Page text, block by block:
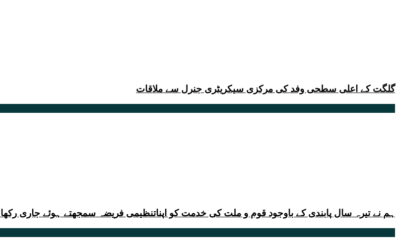
گلگت کے اعلی سطحی وفد کی مرکزی سیکریٹری جنرل سے ملاقات
ہم نے تیرہ سال پابندی کے باوجود قوم و ملت کی خدمت کو اپناتنظیمی فریضہ سمجھتے ہوئے جاری